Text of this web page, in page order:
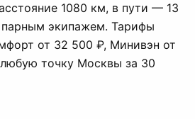
1080 км, в пути — 13
экипажем. Тарифы
от 32 500 ₽, Минивэн от
точку Москвы за 30